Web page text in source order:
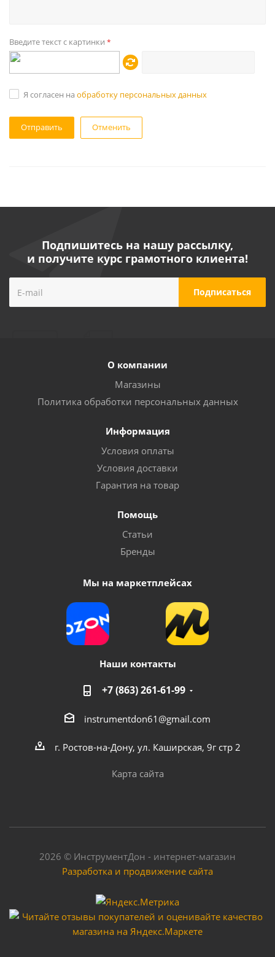
Введите текст с картинки *
Я согласен на обработку персональных данных
Отменить
Подпишитесь на нашу рассылку,
и получите курс грамотного клиента!
О компании
Магазины
Политика обработки персональных данных
Информация
Условия оплаты
Условия доставки
Гарантия на товар
Помощь
Статьи
Бренды
Мы на маркетплейсах
Наши контакты
+7 (863) 261-61-99
instrumentdon61@gmail.com
г. Ростов-на-Дону, ул. Каширская, 9г стр 2
Карта сайта
2026 © ИнструментДон - интернет-магазин
Разработка и продвижение сайта